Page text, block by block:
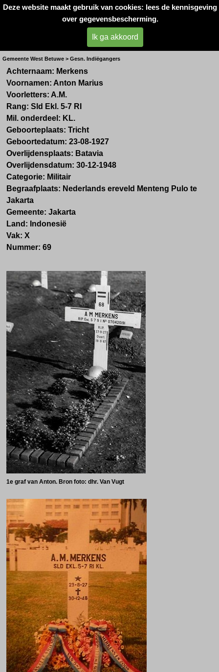
Deze website maakt gebruik van cookies: lees de kennisgeving
over gegevensbescherming.
Ik ga akkoord
Oorlogsslachtoffers
West- Betuwe
Dhr. A.M. Merkens uit Tricht
Gemeente West Betuwe > Gesn. Indiëgangers
Achternaam: Merkens
Voornamen: Anton Marius
Voorletters: A.M.
Rang: Sld Ekl. 5-7 RI
Mil. onderdeel: KL.
Geboorteplaats: Tricht
Geboortedatum: 23-08-1927
Overlijdensplaats: Batavia
Overlijdensdatum: 30-12-1948
Categorie: Militair
Begraafplaats: Nederlands ereveld Menteng Pulo te
Jakarta
Gemeente: Jakarta
Land: Indonesië
Vak: X
Nummer: 69
1e graf van Anton. Bron foto: dhr. Van Vugt